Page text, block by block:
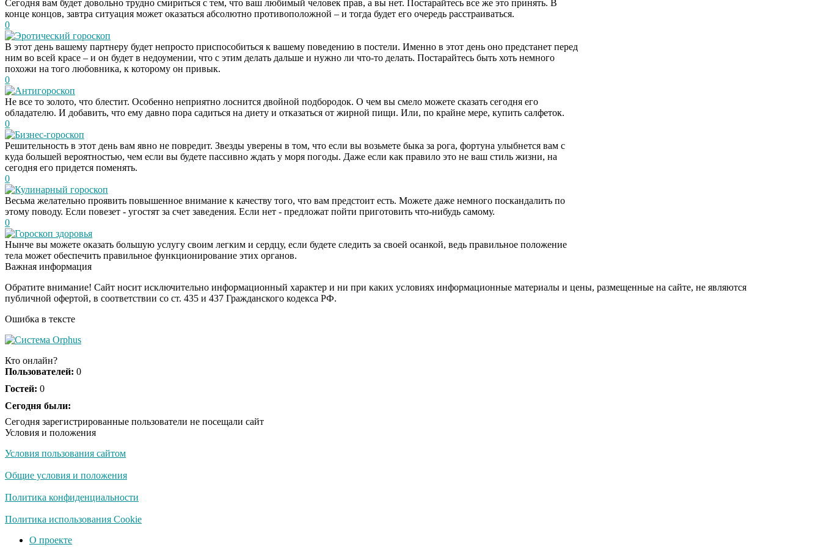
Сегодня вам будет довольно трудно смириться с тем, что ваш любимый человек прав, а вы нет. Постарайтесь все же это принять. В
конце концов, завтра ситуация может оказаться абсолютно противоположной – и тогда будет его очередь расстраиваться.
0
Эротический гороскоп
В этот день вашему партнеру будет непросто приспособиться к вашему поведению в постели. Именно в этот день оно предстанет перед
ним во всей красе – и он будет в недоумении, что с этим делать дальше и нужно ли что-то делать. Постарайтесь быть хоть немного
похожи на того любовника, к которому он привык.
0
Антигороскоп
Не все то золото, что блестит. Особенно неприятно лоснится двойной подбородок. О чем вы смело можете сказать сегодня его
обладателю. И добавить, что ему давно пора садиться на диету и отказаться от жирной пищи. Или, по крайне мере, купить салфеток.
0
Бизнес-гороскоп
Решительность в этот день вам явно не повредит. Звезды уверены в том, что если вы возьмете быка за рога, фортуна улыбнется вам с
куда большей вероятностью, чем если вы будете пассивно ждать у моря погоды. Даже если как правило это не ваш стиль жизни, на
сегодня его придется поменять.
0
Кулинарный гороскоп
Весьма желательно проявить повышенное внимание к качеству того, что вам предстоит есть. Можете даже немного поскандалить по
этому поводу. Если повезет - угостят за счет заведения. Если нет - предложат пойти приготовить что-нибудь самому.
0
Гороскоп здоровья
Нынче вы можете оказать большую услугу своим легким и сердцу, если будете следить за своей осанкой, ведь правильное положение
тела может обеспечить правильное функционирование этих органов.
Важная информация
Обратите внимание! Сайт носит исключительно информационный характер и ни при каких условиях информационные материалы и цены, размещенные на сайте, не являются
публичной офертой, в соответствии со ст. 435 и 437 Гражданского кодекса РФ.
Ошибка в тексте
Кто онлайн?
Пользователей: 0
Гостей: 0
Сегодня были:
Сегодня зарегистрированные пользователи не посещали сайт
Условия и положения
Условия пользования сайтом
Общие условия и положения
Политика конфиденциальности
Политика использования Cookie
О проекте